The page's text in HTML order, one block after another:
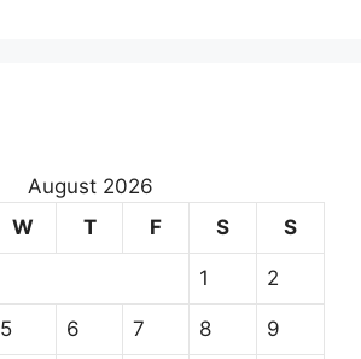
August 2026
W T F S S
1 2
5 6 7 8 9